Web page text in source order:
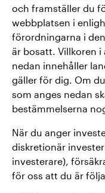
och framställer du
webbplatsen i
förordningarna i
är bosatt. Villkoren i
nedan innehåller
gäller för dig. Om
som anges nedan
bestämmelserna
När du anger
diskretionär
investerare),
för oss att du är